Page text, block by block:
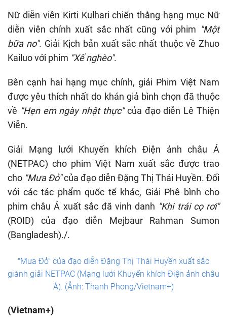
Nữ diễn viên Kirti Kulhari chiến thắng hạng mục Nữ
diễn viên chính xuất sắc nhất cũng với phim "Một
bữa no". Giải Kịch bản xuất sắc nhất thuộc về Zhuo
Kailuo với phim "Xế nghèo".
Bên cạnh hai hạng mục chính, giải Phim Việt Nam
được yêu thích nhất do khán giả bình chọn đã thuộc
về "Hẹn em ngày nhật thực"của đạo diễn Lê Thiện
Viễn.
Giải Mạng lưới Khuyến khích Điện ảnh châu Á
(NETPAC) cho phim Việt Nam xuất sắc được trao
cho "Mưa Đỏ"của đạo diễn Đặng Thị Thái Huyền. Đối
với các tác phẩm quốc tế khác, Giải Phê bình cho
phim châu Á xuất sắc đã vinh danh "Khi trái cọ rơi"
(ROID) của đạo diễn Mejbaur Rahman Sumon
(Bangladesh)./.
"Mưa Đỏ" của đạo diễn Đặng Thị Thái Huyền xuất sắc
giành giải NETPAC (Mạng lưới Khuyến khích Điện ảnh châu
Á). (Ảnh: Thanh Phong/Vietnam+)
(Vietnam+)